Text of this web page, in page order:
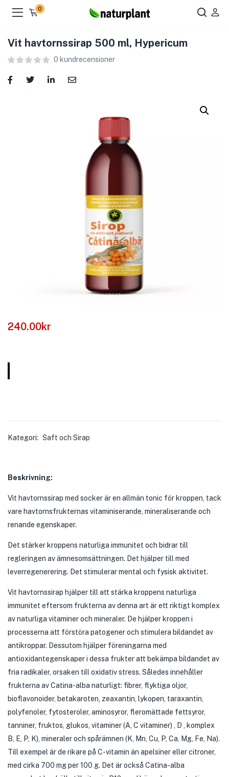
)
0
Vit havtornssirap 500 ml, Hypericum
0 kundrecensioner
240.00kr
Kategori: Saft och Sirap
Beskrivning:
Vit havtornssirap med socker är en allmän tonic för kroppen, tack
vare havtornsfrukternas vitaminiserande, mineraliserande och
renande egenskaper.
Det stärker kroppens naturliga immunitet och bidrar till
regleringen av ämnesomsättningen. Det hjälper till med
leverregenerering. Det stimulerar mental och fysisk aktivitet.
Vit havtornssirap hjälper till att stärka kroppens naturliga
immunitet eftersom frukterna av denna art är ett riktigt komplex
av naturliga vitaminer och mineraler. De hjälper kroppen i
processerna att förstöra patogener och stimulera bildandet av
antikroppar. Dessutom hjälper föreningarna med
antioxidantegenskaper i dessa frukter att bekämpa bildandet av
fria radikaler, orsaken till oxidativ stress. Således innehåller
frukterna av Catina-alba naturligt: ​​fibrer, flyktiga oljor,
bioflavonoider, betakaroten, zeaxantin, lykopen, taraxantin,
polyfenoler, fytosteroler, aminosyror, fleromättade fettsyror,
tanniner, fruktos, glukos, vitaminer (A, C vitaminer) , D , komplex
B, E, P, K), mineraler och spårämnen (K, Mn, Cu, P, Ca, Mg, Fe, Na).
Till exempel är de rikare på C-vitamin än apelsiner eller citroner,
med cirka 700 mg per 100 g. Det är också Catina-alba